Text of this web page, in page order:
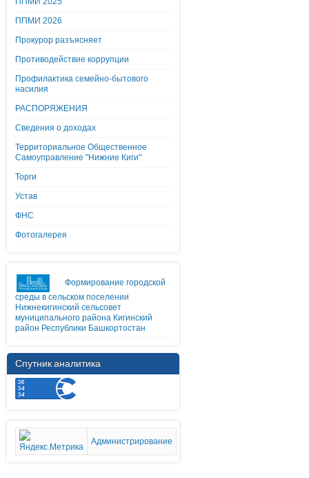
ППМИ 2026
Прокурор разъясняет
Противодействие коррупции
Профилактика семейно-бытового
насилия
РАСПОРЯЖЕНИЯ
Сведения о доходах
Территориальное Общественное
Самоуправление "Нижние Киги"
Торги
Устав
ФНС
Фотогалерея
Формирование городской
среды в сельском поселении
Нижнекигинский сельсовет
муниципального района Кигинский
район Республики Башкортостан
Спутник аналитика
Администрирование